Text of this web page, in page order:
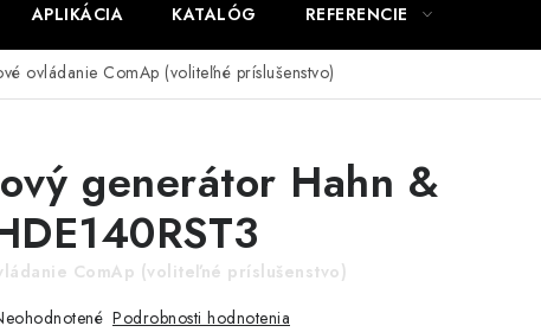
APLIKÁCIA KATALÓG REFERENCIE
ovládanie ComAp (voliteľné príslušenstvo)
generátor Hahn &
ComAp (voliteľné príslušenstvo)
Podrobnosti hodnotenia